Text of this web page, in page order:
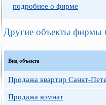
подробнее о фирме
Другие объекты фирмы
Вид объекта
Продажа квартир Санкт-
Продажа комнат